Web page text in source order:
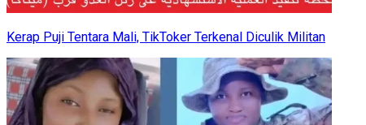
Kerap Puji Tentara Mali, TikToker Terkenal Diculik Militan